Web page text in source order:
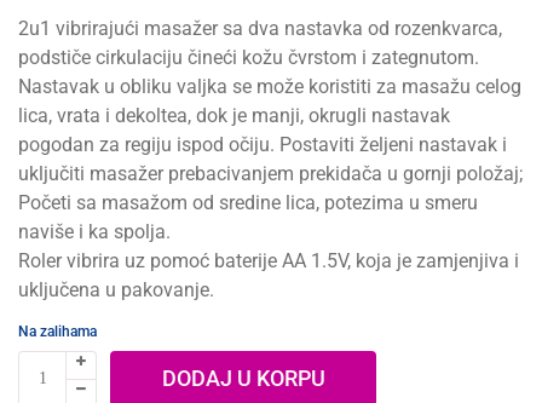
2u1 vibrirajući masažer sa dva nastavka od rozenkvarca,
podstiče cirkulaciju čineći kožu čvrstom i zategnutom.
Nastavak u obliku valjka se može koristiti za masažu celog
lica, vrata i dekoltea, dok je manji, okrugli nastavak
pogodan za regiju ispod očiju. Postaviti željeni nastavak i
uključiti masažer prebacivanjem prekidača u gornji položaj;
Početi sa masažom od sredine lica, potezima u smeru
naviše i ka spolja.
Roler vibrira uz pomoć baterije AA 1.5V, koja je zamjenjiva i
uključena u pakovanje.
Na zalihama
DODAJ U KORPU